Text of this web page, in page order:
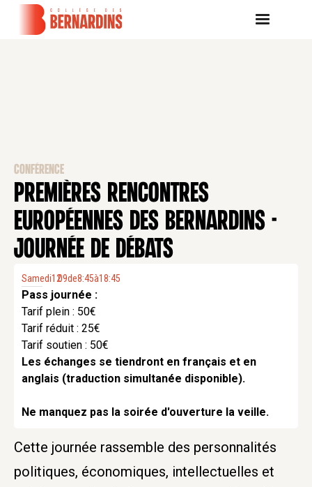
CONFÉRENCE
PREMIÈRES RENCONTRES
EUROPÉENNES DES BERNARDINS -
JOURNÉE DE DÉBATS
Samedi12
.
09de8:45à18:45
Pass journée :
Tarif plein : 50€
Tarif réduit : 25€
Tarif soutien : 50€
Les échanges se tiendront en français et en
anglais (traduction simultanée disponible).
Ne manquez pas la soirée d'ouverture la veille.
Cette journée rassemble des personnalités
politiques, économiques, intellectuelles et